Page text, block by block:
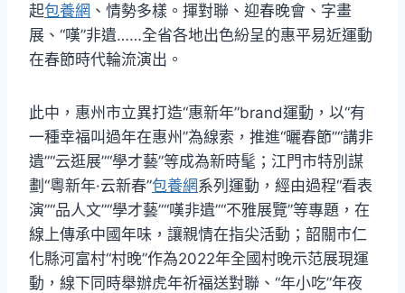
起包養網 、情勢多樣。揮對聯、迎春晚會、字畫
展、“嘆”非遺……全省各地出色紛呈的惠平易近運動
在春節時代輪流演出。
此中，惠州市立異打造“惠新年”brand運動，以“有
一種幸福叫過年在惠州”為線索，推進“曬春節”“講非
遺”“云逛展”“學才藝”等成為新時髦；江門市特別謀
劃“粵新年·云新春”包養網系列運動，經由過程“看表
演”“品人文”“學才藝”“嘆非遺”“不雅展覽”等專題，在
線上傳承中國年味，讓親情在指尖活動；韶關市仁
化縣河富村“村晚”作為2022年全國村晚示范展現運
動，線下同時舉辦虎年祈福送對聯、“年小吃”年夜